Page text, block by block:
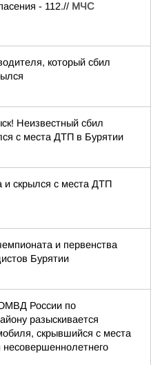
- 112.// МЧС
который сбил
Неизвестный сбил
с места ДТП в Бурятии
и скрылся с места ДТП
и первенства
Бурятии
России по
разыскивается
скрывшийся с места